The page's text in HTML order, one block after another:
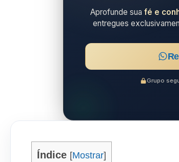
Aprofunde suafé e
entregues
Grupo
Índice [Mostrar]